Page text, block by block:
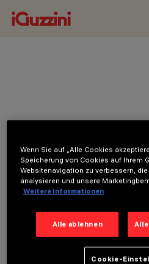
Wenn Sie auf „Alle Cookies
Speicherung von Cookies auf Ihrem
Websitenavigation zu verbessern,
analysieren und unsere
Weitere Informationen
Alle ablehnen
Cookie-